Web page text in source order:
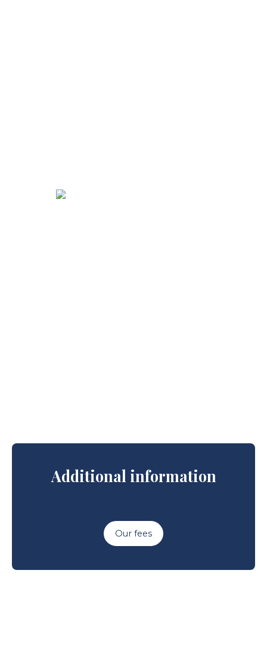
Additional information
Our fees